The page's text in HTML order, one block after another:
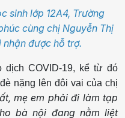
sinh lớp 12A4, Trường
cùng chị Nguyễn Thị
được hỗ trợ.
dịch COVID-19, kể từ đó
nặng lên đôi vai của chị
mẹ em phải đi làm tạp
bà nội đang nằm liệt